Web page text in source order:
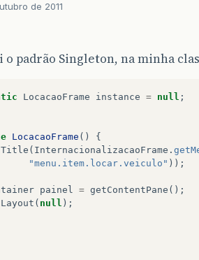
de 2011
padrão Singleton, na minha
LocacaoFrame instance = null ;
LocacaoFrame ()
{
( InternacionalizacaoFrame .
"menu.item.locar.veiculo" ));
painel = getContentPane ();
( null );